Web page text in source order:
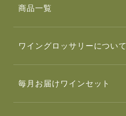
商品一覧
ワイングロッサリーについて
毎月お届けワインセット